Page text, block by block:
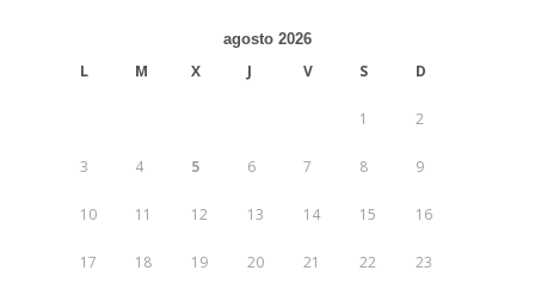
agosto 2026
L M X J V S D
1 2
3 4 5 6 7 8 9
10 11 12 13 14 15 16
17 18 19 20 21 22 23